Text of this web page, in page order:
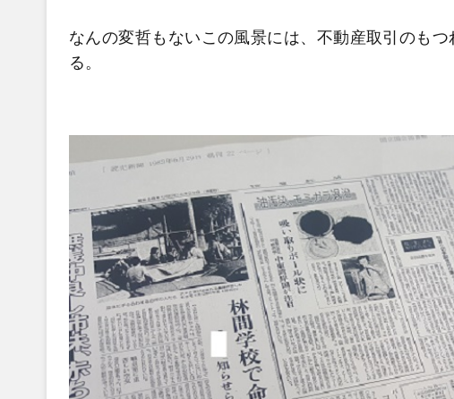
なんの変哲もないこの風景には、不動産取引のも
る。